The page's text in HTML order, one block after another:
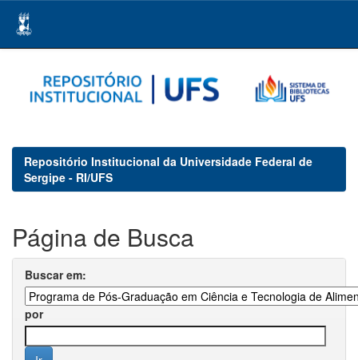
navigation
Repositório Institucional da Universidade Federal de
Sergipe - RI/UFS
Página de Busca
Buscar em:
por